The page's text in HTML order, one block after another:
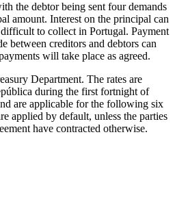
the debtor being sent four demands
amount. Interest on the principal can
to collect in Portugal. Payment
between creditors and debtors can
will take place as agreed.
Department. The rates are
during the first fortnight of
are applicable for the following six
applied by default, unless the parties
have contracted otherwise.